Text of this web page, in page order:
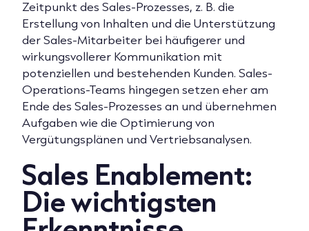
Zeitpunkt des Sales-Prozesses, z. B. die
Erstellung von Inhalten und die Unterstützung
der Sales-Mitarbeiter bei häufigerer und
wirkungsvollerer Kommunikation mit
potenziellen und bestehenden Kunden. Sales-
Operations-Teams hingegen setzen eher am
Ende des Sales-Prozesses an und übernehmen
Aufgaben wie die Optimierung von
Vergütungsplänen und Vertriebsanalysen.
Sales Enablement:
Die wichtigsten